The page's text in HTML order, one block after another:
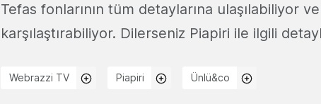
Tefas fonlarının tüm detaylarına ulaşılabiliyor
karşılaştırabiliyor. Dilerseniz Piapiri ile ilgili
Webrazzi TV Piapiri Ünlü&co